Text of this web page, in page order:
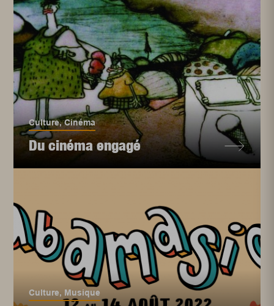
Culture,Cinéma
Du cinéma engagé
Culture, Musique